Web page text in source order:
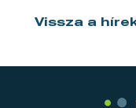
Vissza a